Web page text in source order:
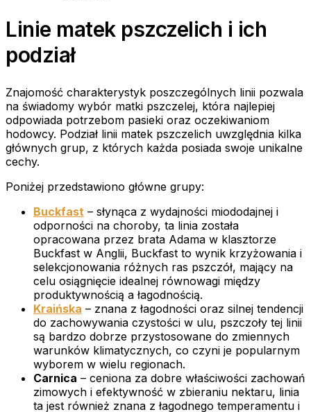
Linie matek pszczelich i ich
podział
Znajomość charakterystyk poszczególnych linii pozwala
na świadomy wybór matki pszczelej, która najlepiej
odpowiada potrzebom pasieki oraz oczekiwaniom
hodowcy. Podział linii matek pszczelich uwzględnia kilka
głównych grup, z których każda posiada swoje unikalne
cechy.
Poniżej przedstawiono główne grupy:
Buckfast – słynąca z wydajności miododajnej i
odporności na choroby, ta linia została
opracowana przez brata Adama w klasztorze
Buckfast w Anglii, Buckfast to wynik krzyżowania i
selekcjonowania różnych ras pszczół, mający na
celu osiągnięcie idealnej równowagi między
produktywnością a łagodnością.
Kraińska – znana z łagodności oraz silnej tendencji
do zachowywania czystości w ulu, pszczoły tej linii
są bardzo dobrze przystosowane do zmiennych
warunków klimatycznych, co czyni je popularnym
wyborem w wielu regionach.
Carnica – ceniona za dobre właściwości zachowań
zimowych i efektywność w zbieraniu nektaru, linia
ta jest również znana z łagodnego temperamentu i